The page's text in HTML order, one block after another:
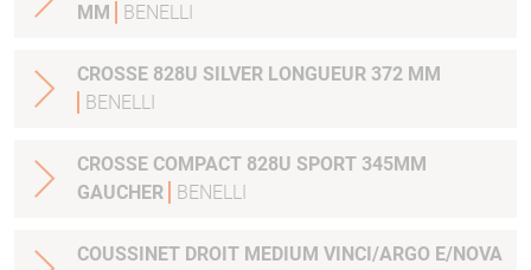
MM
BENELLI
CROSSE 828U SILVER LONGUEUR 372 MM
BENELLI
CROSSE COMPACT 828U SPORT 345MM
GAUCHER
BENELLI
COUSSINET DROIT MEDIUM VINCI/ARGO E/NOVA